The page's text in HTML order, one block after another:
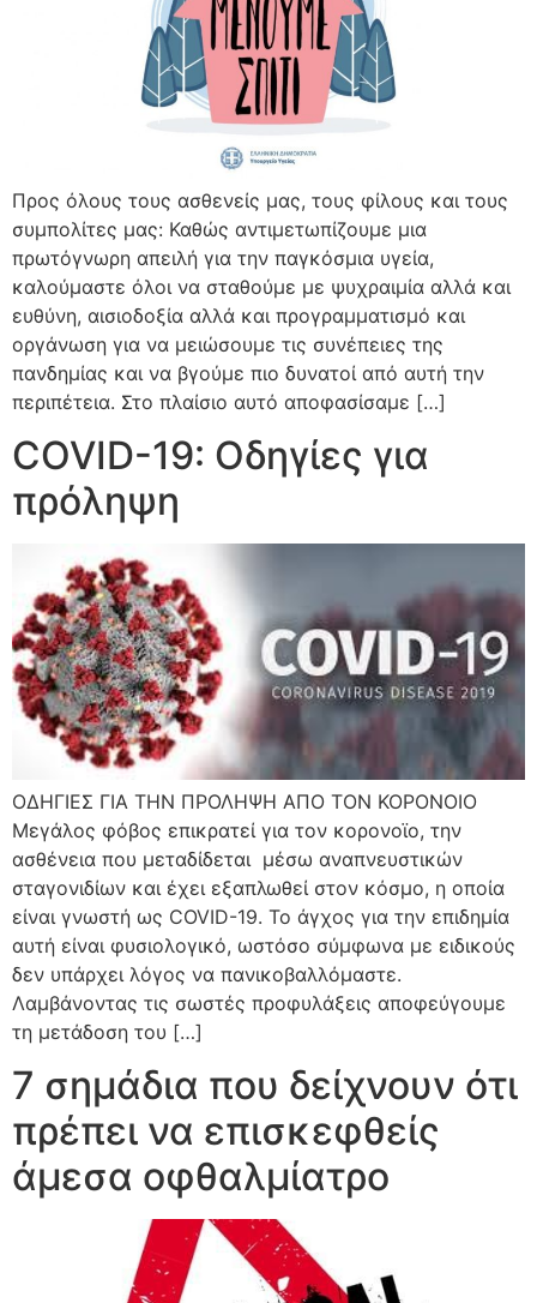
Προς όλους τους ασθενείς μας, τους φίλους και τους
συμπολίτες μας: Καθώς αντιμετωπίζουμε μια
πρωτόγνωρη απειλή για την παγκόσμια υγεία,
καλούμαστε όλοι να σταθούμε με ψυχραιμία αλλά και
ευθύνη, αισιοδοξία αλλά και προγραμματισμό και
οργάνωση για να μειώσουμε τις συνέπειες της
πανδημίας και να βγούμε πιο δυνατοί από αυτή την
περιπέτεια. Στο πλαίσιο αυτό αποφασίσαμε […]
COVID-19: Οδηγίες για
πρόληψη
ΟΔΗΓΙΕΣ ΓΙΑ ΤΗΝ ΠΡΟΛΗΨΗ ΑΠΟ ΤΟΝ ΚΟΡΟΝΟΙΟ
Μεγάλος φόβος επικρατεί για τον κορονοϊο, την
ασθένεια που μεταδίδεται μέσω αναπνευστικών
σταγονιδίων και έχει εξαπλωθεί στον κόσμο, η οποία
είναι γνωστή ως COVID-19. Το άγχος για την επιδημία
αυτή είναι φυσιολογικό, ωστόσο σύμφωνα με ειδικούς
δεν υπάρχει λόγος να πανικοβαλλόμαστε.
Λαμβάνοντας τις σωστές προφυλάξεις αποφεύγουμε
τη μετάδοση του […]
7 σημάδια που δείχνουν ότι
πρέπει να επισκεφθείς
άμεσα οφθαλμίατρο